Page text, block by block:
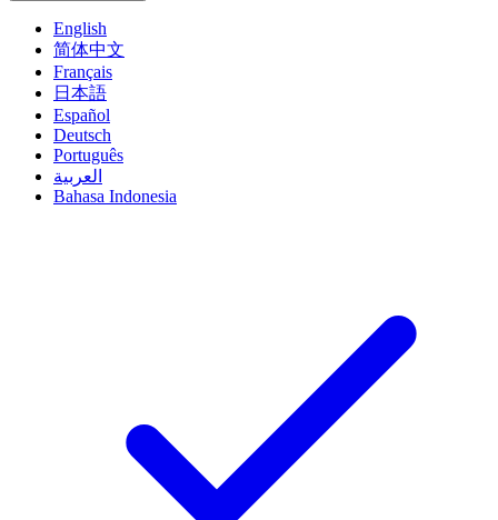
English
简体中文
Français
日本語
Español
Deutsch
Português
العربية
Bahasa Indonesia